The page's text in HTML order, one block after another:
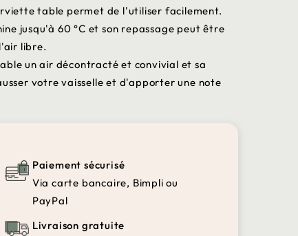
table permet de l'utiliser facilement.
jusqu'à 60 °C et son repassage peut être
libre.
un air décontracté et convivial et sa
votre vaisselle et d'apporter une note
Paiement sécurisé
Via carte bancaire, Bimpli ou
PayPal
Livraison gratuite